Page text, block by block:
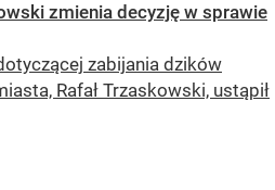
zmienia decyzję w sprawie
zabijania dzików
Rafał Trzaskowski, ustąpił